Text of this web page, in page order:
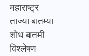
महाराष्ट्र
ताज्या बातम्या
शोध बातमी
विश्लेषण